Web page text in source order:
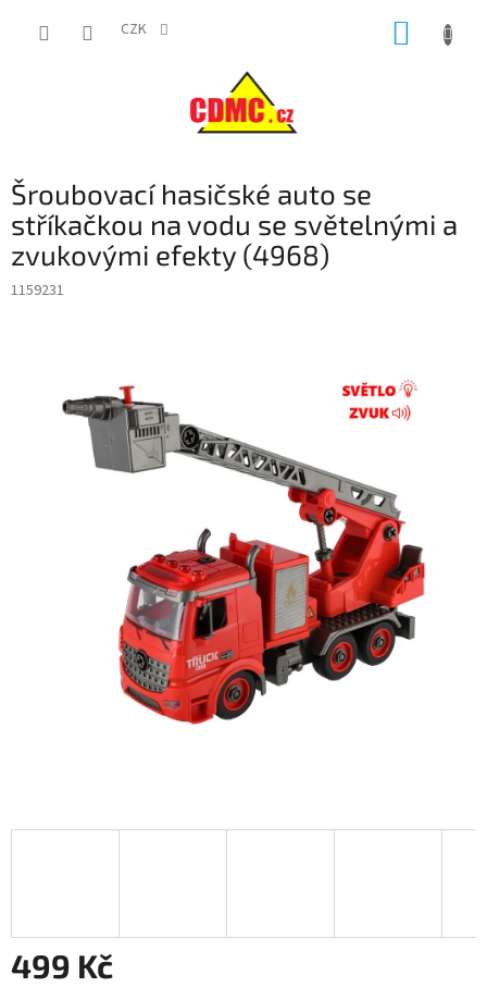
CZK
Šroubovací hasičské auto se
stříkačkou na vodu se světelnými a
zvukovými efekty (4968)
1159231
499 Kč